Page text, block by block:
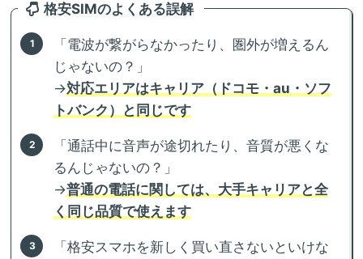
格安SIMのよくある誤解
「電波が繋がらなかったり、圏外が増えるん
じゃないの？」
→対応エリアはキャリア（ドコモ・au・ソフ
トバンク）と同じです
「通話中に音声が途切れたり、音質が悪くな
るんじゃないの？」
→普通の電話に関しては、大手キャリアと全
く同じ品質で使えます
「格安スマホを新しく買い直さないといけな